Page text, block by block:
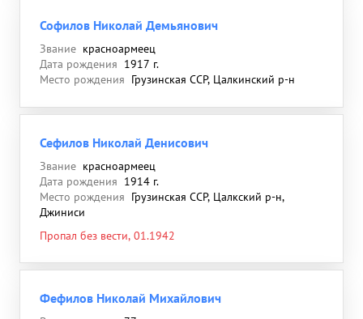
Софилов Николай Демьянович
Звание красноармеец
Дата рождения 1917 г.
Место рождения Грузинская ССР, Цалкинский р-н
Сефилов Николай Денисович
Звание красноармеец
Дата рождения 1914 г.
Место рождения Грузинская ССР, Цалкский р-н,
Джиниси
Пропал без вести, 01.1942
Фефилов Николай Михайлович